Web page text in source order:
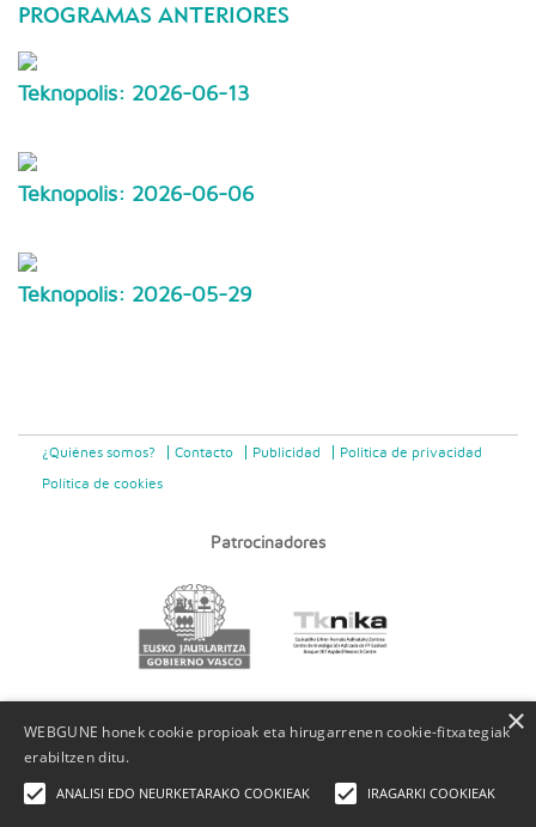
PROGRAMAS ANTERIORES
Teknopolis: 2026-06-13
Teknopolis: 2026-06-06
Teknopolis: 2026-05-29
¿Quiénes somos? Contacto Publicidad Politica de privacidad
Política de cookies
Patrocinadores
WEBGUNE honek cookie propioak eta hirugarrenen cookie-fitxategiak
erabiltzen ditu.
ANALISI EDO NEURKETARAKO COOKIEAK IRAGARKI COOKIEAK
×